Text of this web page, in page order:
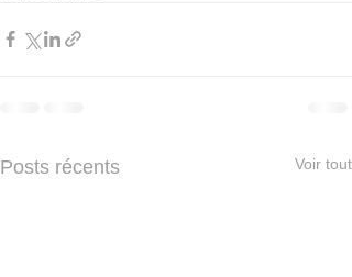
Posts récents Voir tout